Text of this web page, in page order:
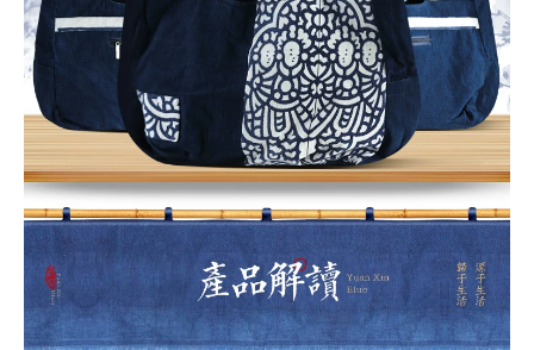
联系我们